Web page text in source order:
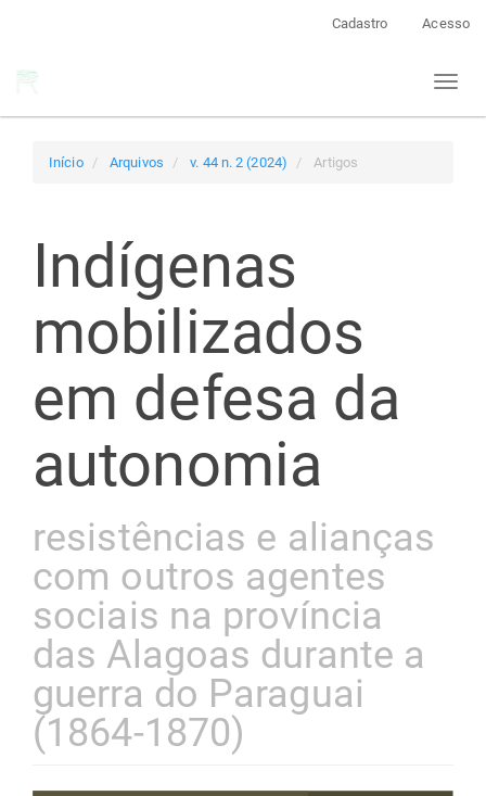
Cadastro Acesso
Toggle
Início Arquivos v. 44 n. 2 (2024) Artigos
Indígenas
mobilizados
em defesa da
autonomia
resistências e alianças
com outros agentes
sociais na província
das Alagoas durante a
guerra do Paraguai
(1864-1870)